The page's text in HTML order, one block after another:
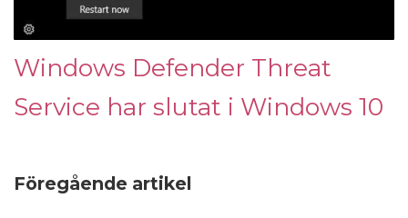
Windows Defender Threat
Service har slutat i Windows 10
Föregående artikel